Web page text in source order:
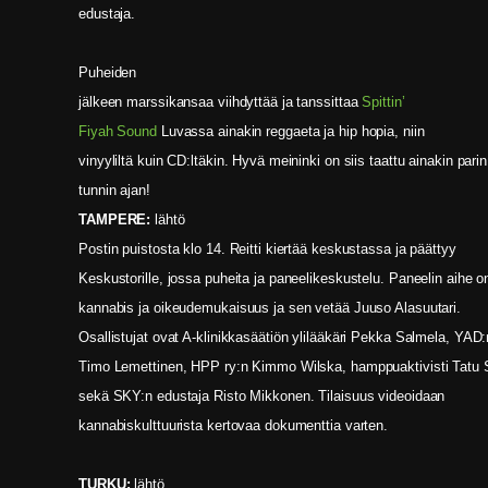
edustaja.
Puheiden
jälkeen marssikansaa viihdyttää ja tanssittaaSpittin’
Fiyah Sound Luvassa ainakin reggaeta ja hip hopia, niin
vinyyliltä kuin CD:ltäkin. Hyvä meininki on siis taattu ainakin parin
tunnin ajan!
TAMPERE: lähtö
Postin puistosta klo 14. Reitti kiertää keskustassa ja päättyy
Keskustorille, jossa puheita ja paneelikeskustelu. Paneelin aihe
kannabis ja oikeudemukaisuus ja sen vetää Juuso Alasuutari.
Osallistujat ovat A-klinikkasäätiön ylilääkäri Pekka Salmela,
Timo Lemettinen, HPP ry:n Kimmo Wilska, hamppuaktivisti Tatu
sekä SKY:n edustaja Risto Mikkonen. Tilaisuus videoidaan
kannabiskulttuurista kertovaa dokumenttia varten.
TURKU: lähtö